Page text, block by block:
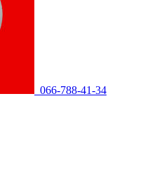
066-788-41-34